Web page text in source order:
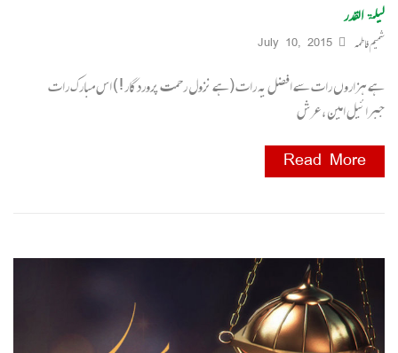
لیلۃ القدر
شمیم فاطمہ July 10, 2015
ہے ہزاروں رات سے افضل یہ رات (ہے نزول رحمت پروردگار ! ) اس مبارک رات
جبرائیل امین ، عرش
Read More